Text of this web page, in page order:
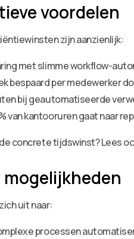
voordelen
zijn aanzienlijk:
met slimme workflow-
bespaard per medewerker
bij geautomatiseerde
van kantooruren gaat naar
concrete tijdswinst? Lees
mogelijkheden
uit naar:
processen